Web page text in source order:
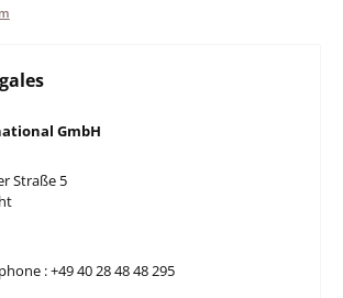
GmbH
Straße 5
: +49 40 28 48 48 295